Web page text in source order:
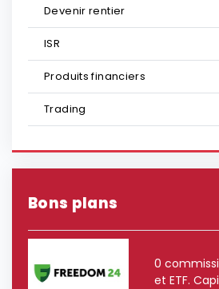
Devenir rentier
ISR
Produits financiers
Trading
Bons plans
0
et ETF.